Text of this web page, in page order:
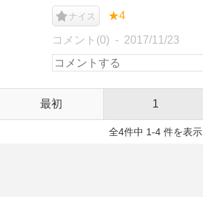
ナイス ★4
コメント(0) 2017/11/23
最初 1
全4件中 1-4 件を表示